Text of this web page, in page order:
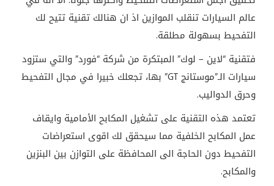
عالم السيارات تنقلب الموازين اذ ان هنالك تقنية تتيح لك
التفحيط بسهولة مطلقة.
فتقنية “لاين – لوك” المبتكرة من شركة “فورد” والتي ستزود
سيارات الـ”موستانجGT” بها، تجعلك خبيرا في مجال التفحيط
وحرق الدواليب.
تعتمد هذه التقنية على تشغيل المكابح الأمامية وايقاف
عمل المكابح الخلفية مما سيحقق لك اقوى استعراضات
التفحيط دون الحاجة الى المحافظة على التوازن بين البنزين
والمكابح.